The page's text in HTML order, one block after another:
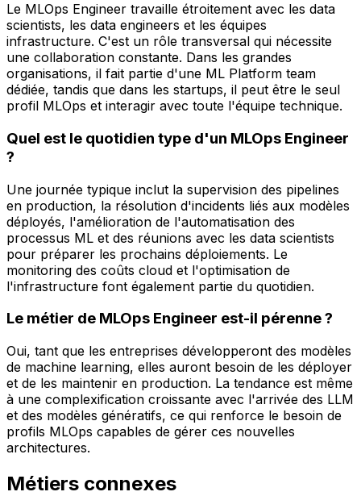
Le MLOps Engineer travaille étroitement avec les data
scientists, les data engineers et les équipes
infrastructure. C'est un rôle transversal qui nécessite
une collaboration constante. Dans les grandes
organisations, il fait partie d'une ML Platform team
dédiée, tandis que dans les startups, il peut être le seul
profil MLOps et interagir avec toute l'équipe technique.
Quel est le quotidien type d'un MLOps Engineer
?
Une journée typique inclut la supervision des pipelines
en production, la résolution d'incidents liés aux modèles
déployés, l'amélioration de l'automatisation des
processus ML et des réunions avec les data scientists
pour préparer les prochains déploiements. Le
monitoring des coûts cloud et l'optimisation de
l'infrastructure font également partie du quotidien.
Le métier de MLOps Engineer est-il pérenne ?
Oui, tant que les entreprises développeront des modèles
de machine learning, elles auront besoin de les déployer
et de les maintenir en production. La tendance est même
à une complexification croissante avec l'arrivée des LLM
et des modèles génératifs, ce qui renforce le besoin de
profils MLOps capables de gérer ces nouvelles
architectures.
Métiers connexes